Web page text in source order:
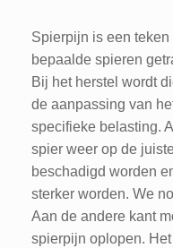
Spierpijn is een teken
bepaalde spieren
Bij het herstel wordt
de aanpassing van
specifieke belasting.
spier weer op de
beschadigd worden
sterker worden. We
Aan de andere kant
spierpijn oplopen.